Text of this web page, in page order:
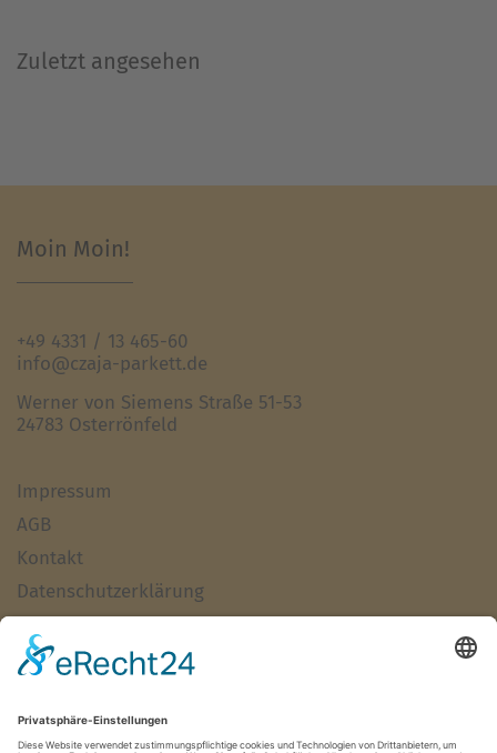
Zuletzt angesehen
Moin Moin!
+49 4331 / 13 465-60
info@czaja-parkett.de
Werner von Siemens Straße 51-53
24783 Osterrönfeld
Impressum
AGB
Kontakt
Datenschutzerklärung